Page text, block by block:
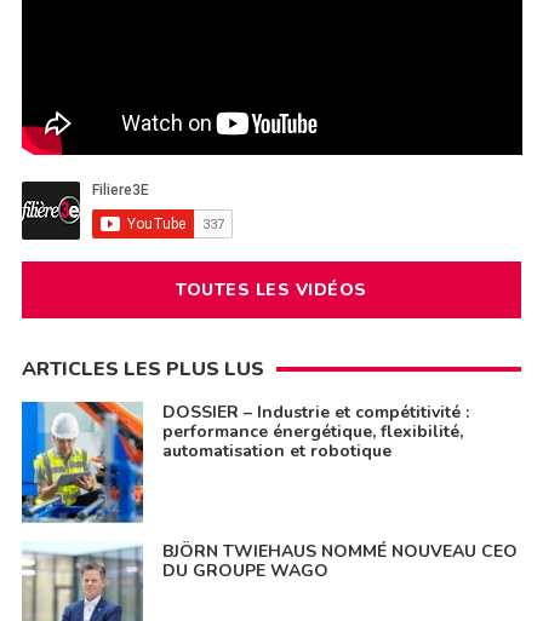
TOUTES LES VIDÉOS
ARTICLES LES PLUS LUS
DOSSIER – Industrie et compétitivité :
performance énergétique, flexibilité,
automatisation et robotique
BJÖRN TWIEHAUS NOMMÉ NOUVEAU CEO
DU GROUPE WAGO